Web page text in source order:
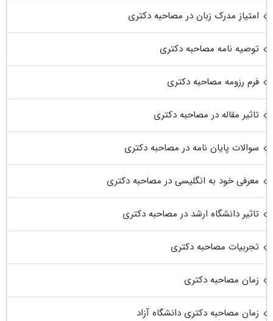
امتیاز مدرک زبان در مصاحبه دکتری
توصیه نامه مصاحبه دکتری
فرم رزومه مصاحبه دکتری
تاثیر مقاله در مصاحبه دکتری
سوالات پایان نامه در مصاحبه دکتری
معرفی خود به انگلیسی در مصاحبه دکتری
تاثیر دانشگاه ارشد در مصاحبه دکتری
تجربیات مصاحبه دکتری
زمان مصاحبه دکتری
زمان مصاحبه دکتری دانشگاه آزاد